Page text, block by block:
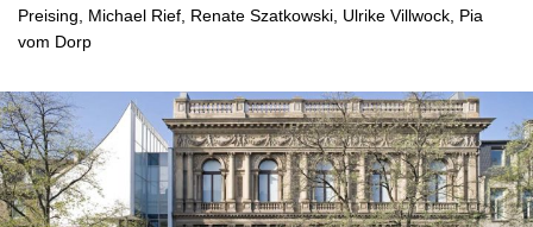
Preising, Michael Rief, Renate Szatkowski, Ulrike Villwock, Pia
vom Dorp